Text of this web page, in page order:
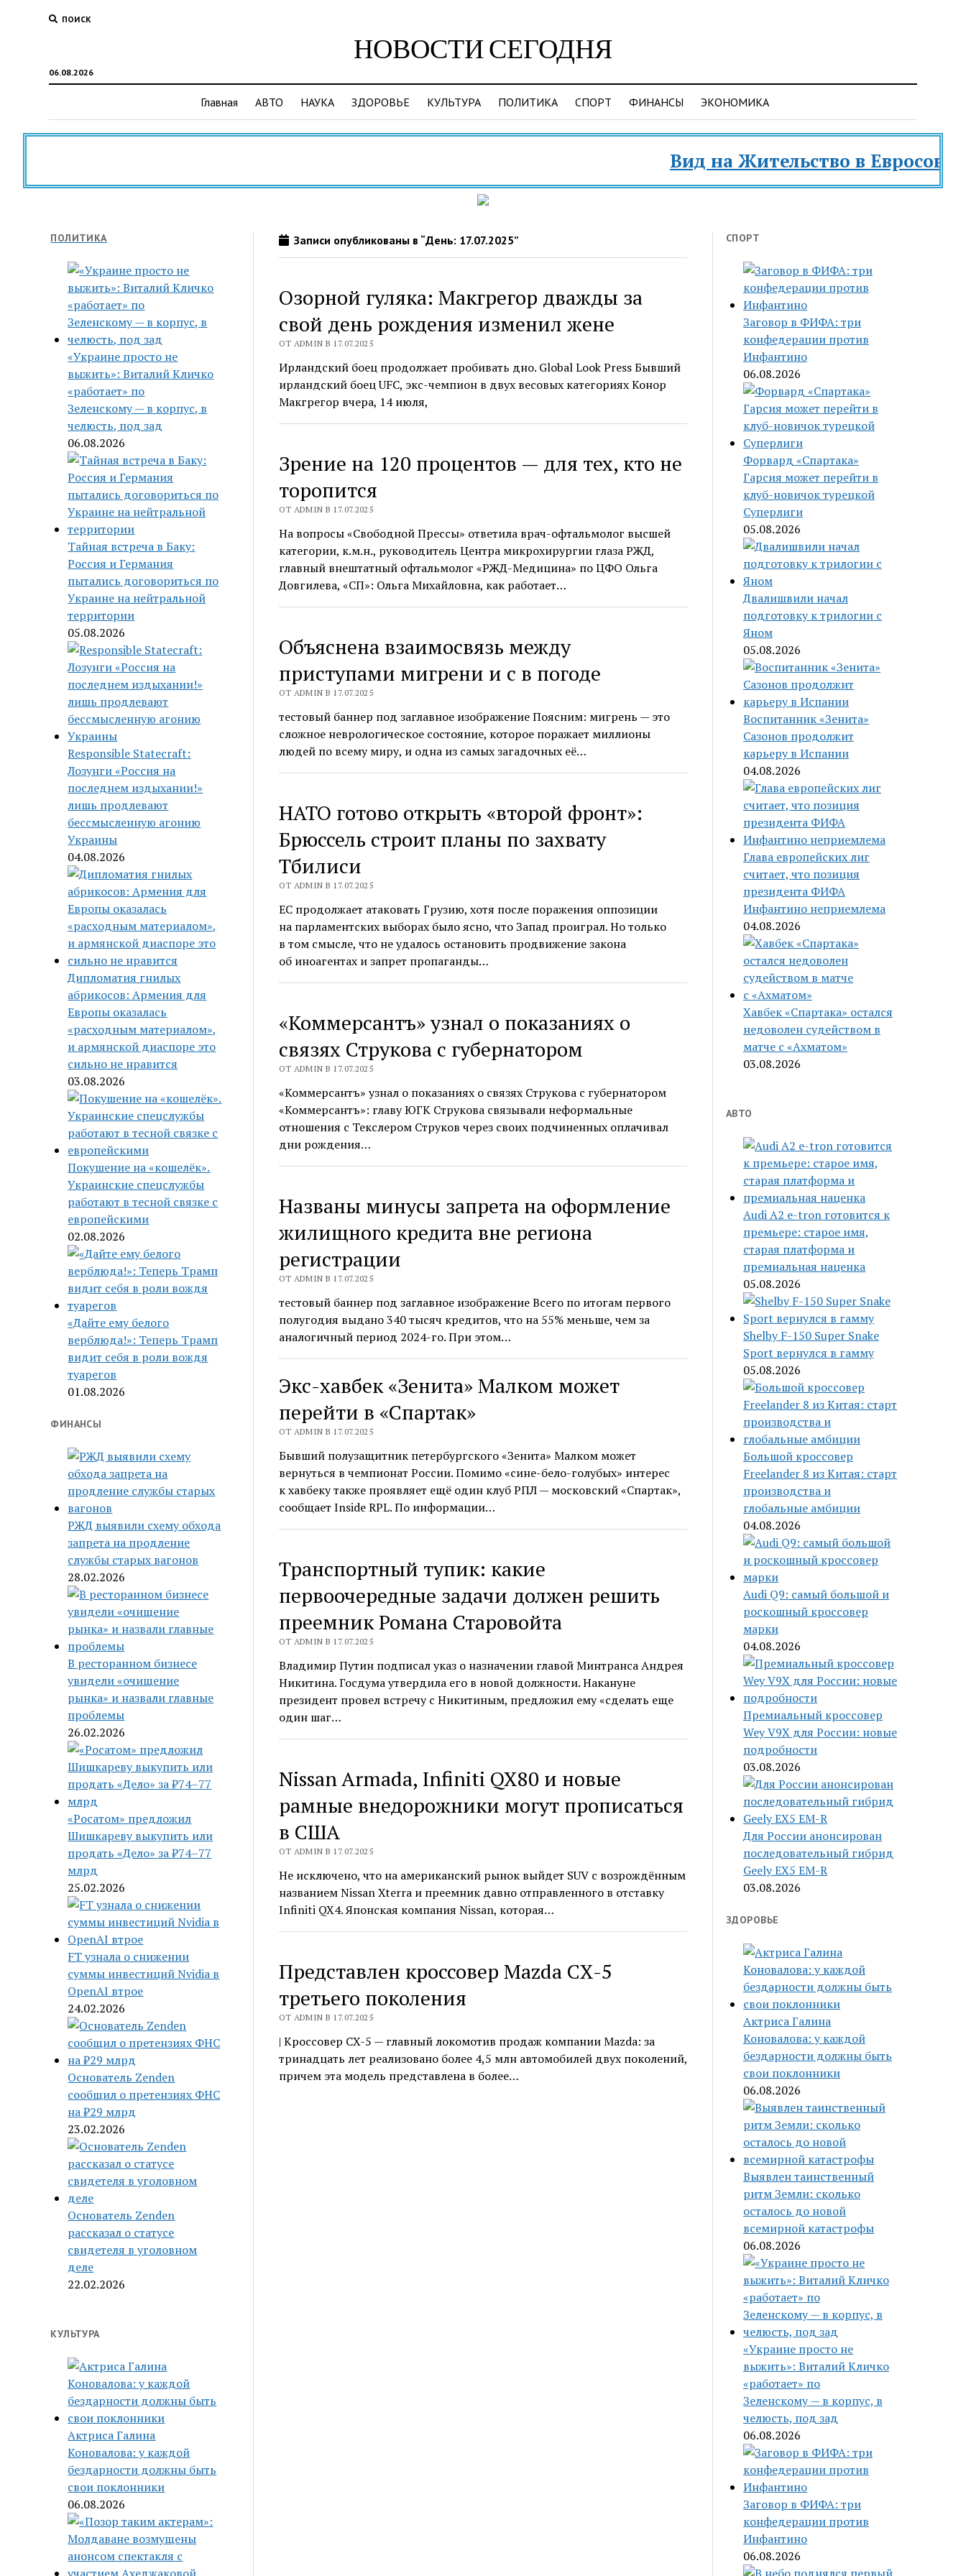
ПОИСК
НОВОСТИ СЕГОДНЯ
06.08.2026
Главная АВТО НАУКА ЗДОРОВЬЕ КУЛЬТУРА ПОЛИТИКА СПОРТ ФИНАНСЫ ЭКОНОМИКА
Вид на Жительство в Евросоюзе и
ПОЛИТИКА
«Украине просто не
выжить»: Виталий Кличко
«работает» по
Зеленскому — в корпус, в
челюсть, под зад
06.08.2026
Тайная встреча в Баку:
Россия и Германия
пытались договориться по
Украине на нейтральной
территории
05.08.2026
Responsible Statecraft:
Лозунги «Россия на
последнем издыхании!»
лишь продлевают
бессмысленную агонию
Украины
04.08.2026
Дипломатия гнилых
абрикосов: Армения для
Европы оказалась
«расходным материалом»,
и армянской диаспоре это
сильно не нравится
03.08.2026
Покушение на «кошелёк».
Украинские спецслужбы
работают в тесной связке с
европейскими
02.08.2026
«Дайте ему белого
верблюда!»: Теперь Трамп
видит себя в роли вождя
туарегов
01.08.2026
ФИНАНСЫ
РЖД выявили схему обхода
запрета на продление
службы старых вагонов
28.02.2026
В ресторанном бизнесе
увидели «очищение
рынка» и назвали главные
проблемы
26.02.2026
«Росатом» предложил
Шишкареву выкупить или
продать «Дело» за ₽74–77
млрд
25.02.2026
FT узнала о снижении
суммы инвестиций Nvidia в
OpenAI втрое
24.02.2026
Основатель Zenden
сообщил о претензиях ФНС
на ₽29 млрд
23.02.2026
Основатель Zenden
рассказал о статусе
свидетеля в уголовном
деле
22.02.2026
КУЛЬТУРА
Актриса Галина
Коновалова: у каждой
бездарности должны быть
свои поклонники
06.08.2026
Записи опубликованы в “День: 17.07.2025”
Озорной гуляка: Макгрегор дважды за
свой день рождения изменил жене
ОТ ADMIN В 17.07.2025
Ирландский боец продолжает пробивать дно. Global Look Press Бывший
ирландский боец UFC, экс-чемпион в двух весовых категориях Конор
Макгрегор вчера, 14 июля,
Зрение на 120 процентов — для тех, кто не
торопится
ОТ ADMIN В 17.07.2025
На вопросы «Свободной Прессы» ответила врач-офтальмолог высшей
категории, к.м.н., руководитель Центра микрохирургии глаза РЖД,
главный внештатный офтальмолог «РЖД-Медицина» по ЦФО Ольга
Довгилева, «СП»: Ольга Михайловна, как работает…
Объяснена взаимосвязь между
приступами мигрени и с в погоде
ОТ ADMIN В 17.07.2025
тестовый баннер под заглавное изображение Поясним: мигрень — это
сложное неврологическое состояние, которое поражает миллионы
людей по всему миру, и одна из самых загадочных её…
НАТО готово открыть «второй фронт»:
Брюссель строит планы по захвату
Тбилиси
ОТ ADMIN В 17.07.2025
ЕС продолжает атаковать Грузию, хотя после поражения оппозиции
на парламентских выборах было ясно, что Запад проиграл. Но только
в том смысле, что не удалось остановить продвижение закона
об иноагентах и запрет пропаганды…
«Коммерсантъ» узнал о показаниях о
связях Струкова с губернатором
ОТ ADMIN В 17.07.2025
«Коммерсантъ» узнал о показаниях о связях Струкова с губернатором
«Коммерсантъ»: главу ЮГК Струкова связывали неформальные
отношения с Текслером Струков через своих подчиненных оплачивал
дни рождения…
Названы минусы запрета на оформление
жилищного кредита вне региона
регистрации
ОТ ADMIN В 17.07.2025
тестовый баннер под заглавное изображение Всего по итогам первого
полугодия выдано 340 тысяч кредитов, что на 55% меньше, чем за
аналогичный период 2024-го. При этом…
Экс-хавбек «Зенита» Малком может
перейти в «Спартак»
ОТ ADMIN В 17.07.2025
Бывший полузащитник петербургского «Зенита» Малком может
вернуться в чемпионат России. Помимо «сине-бело-голубых» интерес
к хавбеку также проявляет ещё один клуб РПЛ — московский «Спартак»,
сообщает Inside RPL. По информации…
Транспортный тупик: какие
первоочередные задачи должен решить
преемник Романа Старовойта
ОТ ADMIN В 17.07.2025
Владимир Путин подписал указ о назначении главой Минтранса Андрея
Никитина. Госдума утвердила его в новой должности. Накануне
президент провел встречу с Никитиным, предложил ему «сделать еще
один шаг…
Nissan Armada, Infiniti QX80 и новые
рамные внедорожники могут прописаться
в США
ОТ ADMIN В 17.07.2025
Не исключено, что на американский рынок выйдет SUV с возрождённым
названием Nissan Xterra и преемник давно отправленного в отставку
Infiniti QX4. Японская компания Nissan, которая…
Представлен кроссовер Mazda CX-5
третьего поколения
ОТ ADMIN В 17.07.2025
| Кроссовер CX-5 — главный локомотив продаж компании Mazda: за
тринадцать лет реализовано более 4,5 млн автомобилей двух поколений,
причем эта модель представлена в более…
СПОРТ
Заговор в ФИФА: три
конфедерации против
Инфантино
06.08.2026
Форвард «Спартака»
Гарсия может перейти в
клуб-новичок турецкой
Суперлиги
05.08.2026
Двалишвили начал
подготовку к трилогии с
Яном
05.08.2026
Воспитанник «Зенита»
Сазонов продолжит
карьеру в Испании
04.08.2026
Глава европейских лиг
считает, что позиция
президента ФИФА
Инфантино неприемлема
04.08.2026
Хавбек «Спартака» остался
недоволен судейством в
матче с «Ахматом»
03.08.2026
АВТО
Audi A2 e-tron готовится к
премьере: старое имя,
старая платформа и
премиальная наценка
05.08.2026
Shelby F-150 Super Snake
Sport вернулся в гамму
05.08.2026
Большой кроссовер
Freelander 8 из Китая: старт
производства и
глобальные амбиции
04.08.2026
Audi Q9: самый большой и
роскошный кроссовер
марки
04.08.2026
Премиальный кроссовер
Wey V9X для России: новые
подробности
03.08.2026
Для России анонсирован
последовательный гибрид
Geely EX5 EM-R
03.08.2026
ЗДОРОВЬЕ
Актриса Галина
Коновалова: у каждой
бездарности должны быть
свои поклонники
06.08.2026
Выявлен таинственный
ритм Земли: сколько
осталось до новой
всемирной катастрофы
06.08.2026
«Украине просто не
выжить»: Виталий Кличко
«работает» по
Зеленскому — в корпус, в
челюсть, под зад
06.08.2026
Заговор в ФИФА: три
конфедерации против
Инфантино
06.08.2026